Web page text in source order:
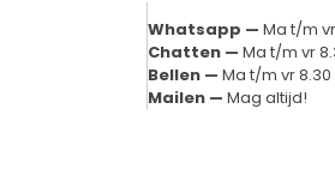
Whatsapp —Ma t/m
Chatten —Ma t/m vr
Bellen —Ma t/m vr 8.30
Mailen —Mag altijd!